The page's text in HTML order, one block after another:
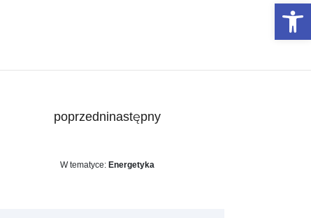
poprzedninastępny
W tematyce: Energetyka